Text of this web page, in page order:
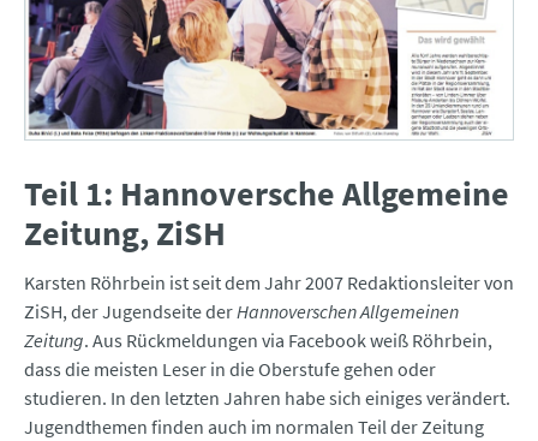
Teil 1: Hannoversche Allgemeine
Zeitung, ZiSH
Karsten Röhrbein ist seit dem Jahr 2007 Redaktionsleiter von
ZiSH, der Jugendseite derHannoverschen Allgemeinen
Zeitung. Aus Rückmeldungen via Facebook weiß Röhrbein,
dass die meisten Leser in die Oberstufe gehen oder
studieren. In den letzten Jahren habe sich einiges verändert.
Jugendthemen finden auch im normalen Teil der Zeitung